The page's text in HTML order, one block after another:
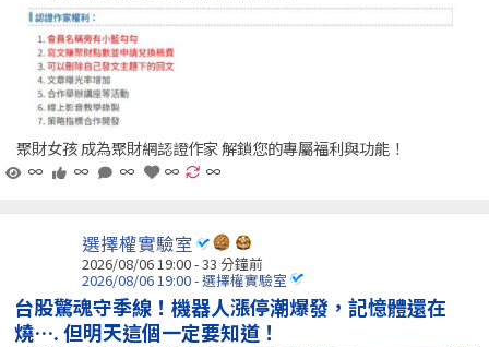
聚財女孩 成為聚財網認證作家 解鎖您的專屬福利與功能！
∞
∞ ∞ ∞ ∞
選擇權實驗室
2026/08/06 19:00 -33 分鐘前
2026/08/06 19:00 - 選擇權實驗室
台股驚魂守季線！機器人漲停潮爆發，記憶體還在
燒…. 但明天這個一定要知道！